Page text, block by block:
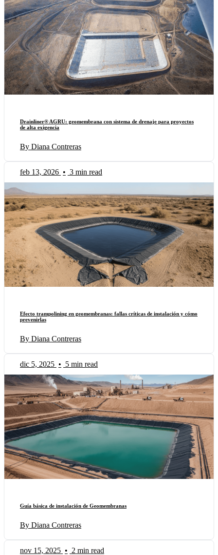
Drainliner® AGRU: geomembrana con sistema de drenaje para proyectos
de alta exigencia
By Diana Contreras
feb 13, 2026 • 3 min read
Efecto trampolining en geomembranas: fallas críticas de instalación y cómo
prevenirlas
By Diana Contreras
dic 5, 2025 • 5 min read
Guía básica de instalación de Geomembranas
By Diana Contreras
nov 15, 2025 • 2 min read